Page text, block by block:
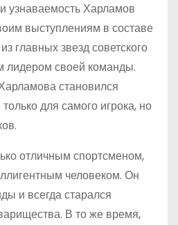
узнаваемость Харламов
выступлениям в составе
главных звезд советского
лидером своей команды.
становился
для самого игрока, но
отличным спортсменом,
человеком. Он
и всегда старался
В то же время,